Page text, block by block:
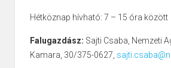
Hétköznap hívható: 7 – 15 óra között
Falugazdász: Sajti Csaba, Nemzeti
Kamara, 30/375-0627,